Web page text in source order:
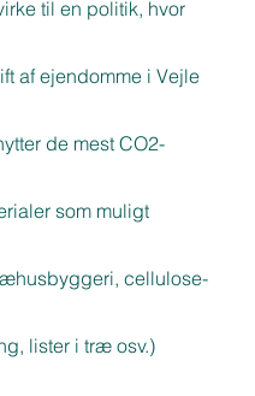
til en politik, hvor
af ejendomme i Vejle
de mest CO2-
som muligt
cellulose-
lister i træ osv.)